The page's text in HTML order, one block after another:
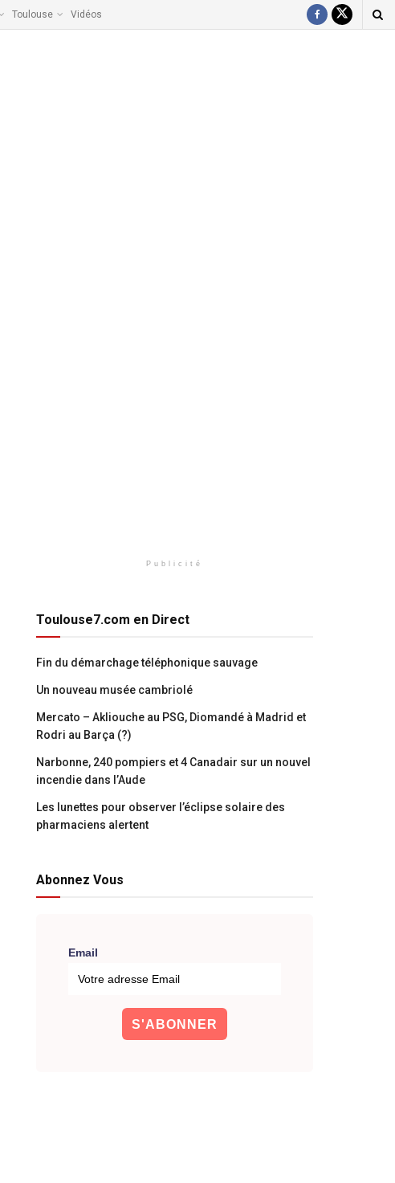
Toulouse Vidéos
Publicité
Toulouse7.com en Direct
Fin du démarchage téléphonique sauvage
Un nouveau musée cambriolé
Mercato – Akliouche au PSG, Diomandé à Madrid et
Rodri au Barça (?)
Narbonne, 240 pompiers et 4 Canadair sur un nouvel
incendie dans l’Aude
Les lunettes pour observer l’éclipse solaire des
pharmaciens alertent
Abonnez Vous
Email